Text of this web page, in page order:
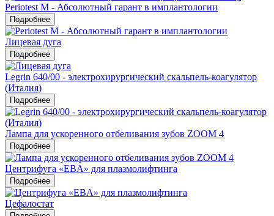
Periotest M - Абсолютный гарант в имплантологии
Подробнее
Лицевая дуга
Подробнее
Legrin 640/00 - электрохирургический скальпель-коагулятор
(Италия)
Подробнее
Лампа для ускоренного отбеливания зубов ZOOM 4
Подробнее
Центрифуга «EBA» для плазмолифтинга
Подробнее
Цефалостат